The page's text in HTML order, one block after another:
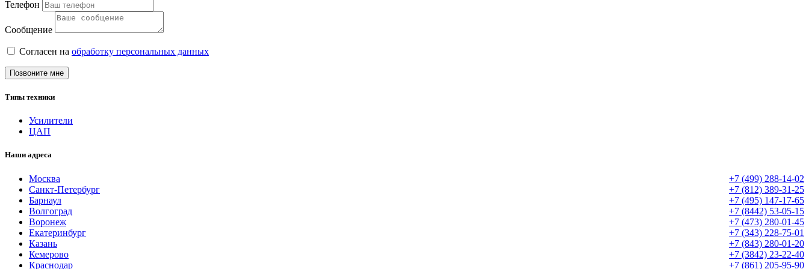
Телефон
Сообщение
Согласен на обработку персональных данных
Позвоните мне
Типы техники
Усилители
ЦАП
Наши адреса
Москва
+7 (499) 288-14-02
Санкт-Петербург
+7 (812) 389-31-25
Барнаул
+7 (495) 147-17-65
Волгоград
+7 (8442) 53-05-15
Воронеж
+7 (473) 280-01-45
Екатеринбург
+7 (343) 228-75-01
Казань
+7 (843) 280-01-20
Кемерово
+7 (3842) 23-22-40
Краснодар
+7 (861) 205-95-90